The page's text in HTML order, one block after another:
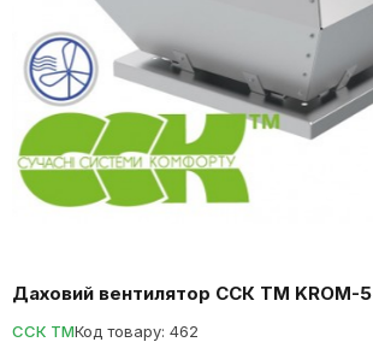
Даховий вентилятор ССК ТМ KROM-5
ССК ТМКод товару: 462